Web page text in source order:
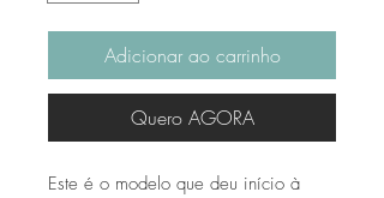
Adicionar ao carrinho
Quero AGORA
Este é o modelo que deu início à